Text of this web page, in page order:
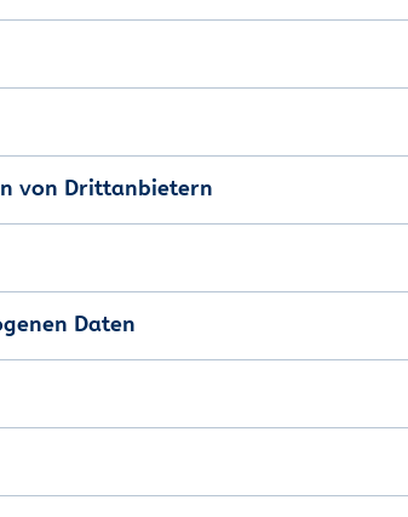
von Drittanbietern
Daten